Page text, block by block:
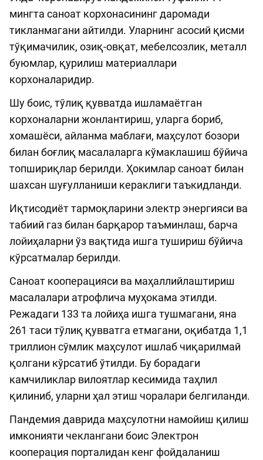
мингта саноат корхонасининг даромади
тикланмагани айтилди. Уларнинг асосий қисми
тўқимачилик, озиқ-овқат, мебелсозлик, металл
буюмлар, қурилиш материаллари
корхоналаридир.
Шу боис, тўлиқ қувватда ишламаётган
корхоналарни жонлантириш, уларга бориб,
хомашёси, айланма маблағи, маҳсулот бозори
билан боғлиқ масалаларга кўмаклашиш бўйича
топшириқлар берилди. Ҳокимлар саноат билан
шахсан шуғулланиши кераклиги таъкидланди.
Иқтисодиёт тармоқларини электр энергияси ва
табиий газ билан барқарор таъминлаш, барча
лойиҳаларни ўз вақтида ишга тушириш бўйича
кўрсатмалар берилди.
Саноат кооперацияси ва маҳаллийлаштириш
масалалари атрофлича муҳокама этилди.
Режадаги 133 та лойиҳа ишга тушмагани, яна
261 таси тўлиқ қувватга етмагани, оқибатда 1,1
триллион сўмлик маҳсулот ишлаб чиқарилмай
қолгани кўрсатиб ўтилди. Бу борадаги
камчиликлар вилоятлар кесимида таҳлил
қилиниб, уларни ҳал этиш чоралари белгиланди.
Пандемия даврида маҳсулотни намойиш қилиш
имконияти чеклангани боис Электрон
кооперация порталидан кенг фойдаланиш